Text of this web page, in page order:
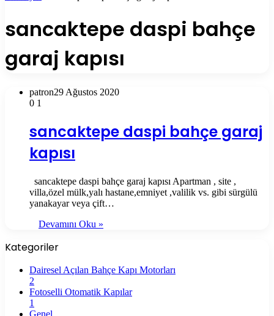
sancaktepe daspi bahçe
garaj kapısı
patron29 Ağustos 2020
0 1
sancaktepe daspi bahçe garaj
kapısı
sancaktepe daspi bahçe garaj kapısı Apartman , site ,
villa,özel mülk,yalı hastane,emniyet ,valilik vs. gibi sürgülü
yanakayar veya çift…
Devamını Oku »
Kategoriler
Dairesel Açılan Bahçe Kapı Motorları
2
Fotoselli Otomatik Kapılar
1
Genel